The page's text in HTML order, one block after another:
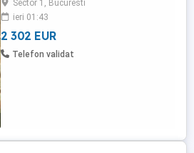
brad (molid). Sistem constructiv:
elemente portante de perete grosime
28mm, frezate pe lungime (nut si feder) ...
Sector 1, Bucuresti
ieri 01:43
2 302 EUR
Telefon validat